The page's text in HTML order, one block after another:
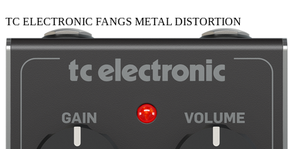
TC ELECTRONIC FANGS METAL DISTORTION